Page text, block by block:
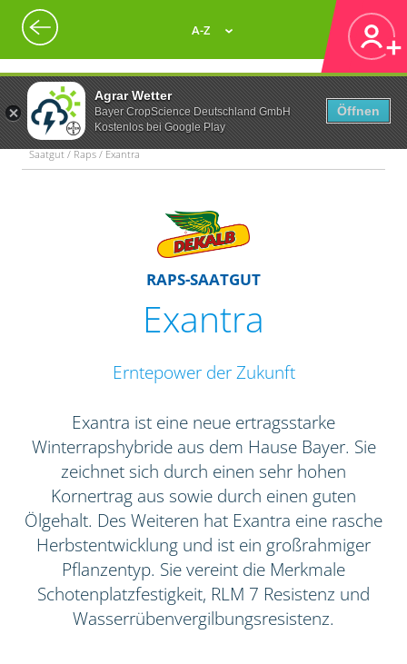
Agrar Wetter
Bayer CropScience Deutschland GmbH
Kostenlos bei Google Play
Öffnen
A-Z
Saatgut / Raps / Exantra
RAPS-SAATGUT
Exantra
Erntepower der Zukunft
Exantra ist eine neue ertragsstarke
Winterrapshybride aus dem Hause Bayer. Sie
zeichnet sich durch einen sehr hohen
Kornertrag aus sowie durch einen guten
Ölgehalt. Des Weiteren hat Exantra eine rasche
Herbstentwicklung und ist ein großrahmiger
Pflanzentyp. Sie vereint die Merkmale
Schotenplatzfestigkeit, RLM 7 Resistenz und
Wasserrübenvergilbungsresistenz.